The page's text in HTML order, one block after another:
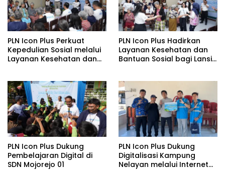
PLN Icon Plus Perkuat
Kepedulian Sosial melalui
Layanan Kesehatan dan
PLN Icon Plus Hadirkan
Layanan Kesehatan dan
Bantuan Sosial bagi Lansia
PLN Icon Plus Dukung
Pembelajaran Digital di
SDN Mojorejo 01
PLN Icon Plus Dukung
Digitalisasi Kampung
Nelayan melalui Internet